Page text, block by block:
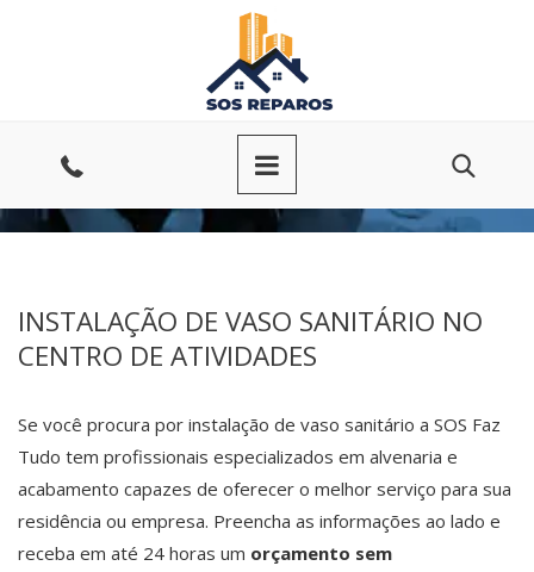
INSTALAÇÃO DE VASO SANITÁRIO NO
CENTRO DE ATIVIDADES
Se você procura por instalação de vaso sanitário a SOS Faz
Tudo tem profissionais especializados em alvenaria e
acabamento capazes de oferecer o melhor serviço para sua
residência ou empresa. Preencha as informações ao lado e
receba em até 24 horas um orçamento sem